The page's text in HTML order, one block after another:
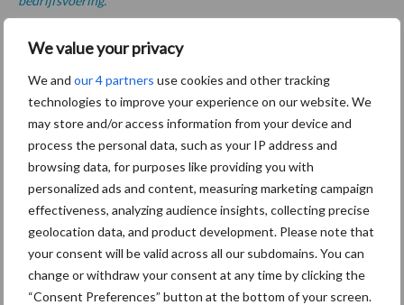
We value your privacy
We and our 4 partners use cookies and other tracking
technologies to improve your experience on our website. We
may store and/or access information from your device and
process the personal data, such as your IP address and
browsing data, for purposes like providing you with
personalized ads and content, measuring marketing campaign
effectiveness, analyzing audience insights, collecting precise
geolocation data, and product development. Please note that
your consent will be valid across all our subdomains. You can
change or withdraw your consent at any time by clicking the
“Consent Preferences” button at the bottom of your screen.
Aanbevolen voor jou!
Grondstoffenmarkt blijft
grillig: droogte en
geopolitiek houden handel
in de greep
De speenhuid: een vaak
onderschatte risicofactor
voor mastitis